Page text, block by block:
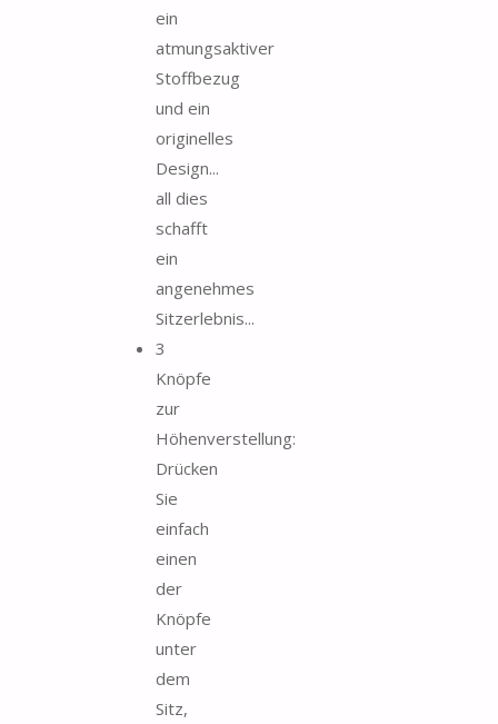
ein
atmungsaktiver
Stoffbezug
und ein
originelles
Design...
all dies
schafft
ein
angenehmes
Sitzerlebnis...
3
Knöpfe
zur
Höhenverstellung:
Drücken
Sie
einfach
einen
der
Knöpfe
unter
dem
Sitz,